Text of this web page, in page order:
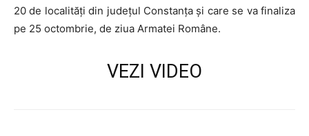
20 de localități din județul Constanța și care se va finaliza
pe 25 octombrie, de ziua Armatei Române.
VEZI VIDEO